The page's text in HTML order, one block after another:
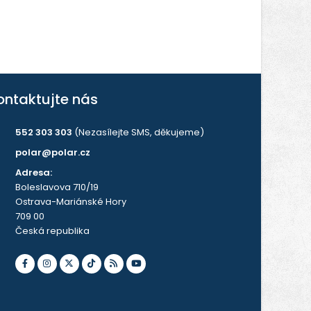
nás
552 303 303 (Nezasílejte SMS, děkujeme)
polar@polar.cz
Adresa:
Boleslavova 710/19
Ostrava-Mariánské Hory
709 00
Česká republika